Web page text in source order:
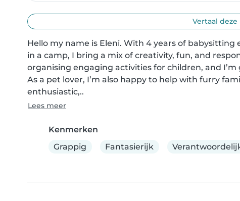
Vertaal
Hello my name is Eleni. With 4 years of
in a camp, I bring a mix of creativity, fun, and
organising engaging activities for children, and
As a pet lover, I’m also happy to help with furry
enthusiastic,..
Lees meer
Kenmerken
Grappig
Fantasierijk